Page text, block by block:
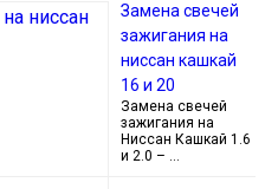
Замена свечей
зажигания на
ниссан кашкай
16 и 20
Замена свечей
зажигания на
Ниссан Кашкай 1.6
и 2.0 – …